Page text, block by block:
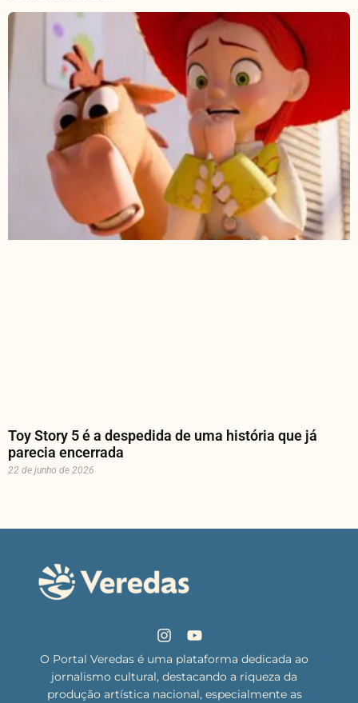
Toy Story 5 é a despedida de uma história que já
parecia encerrada
22 de junho de 2026
O Portal Veredas é uma plataforma dedicada ao
jornalismo cultural, destacando a riqueza da
produção artística nacional, especialmente as